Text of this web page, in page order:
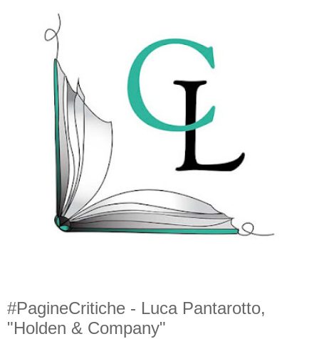
#PagineCritiche - Luca Pantarotto,
"Holden & Company"